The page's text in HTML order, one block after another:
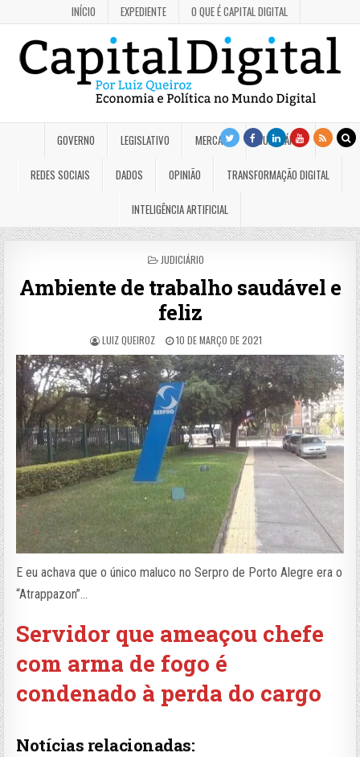
INÍCIO EXPEDIENTE O QUE É CAPITAL DIGITAL
GOVERNO LEGISLATIVO MERCADO JUDICIÁRIO
REDES SOCIAIS DADOS OPINIÃO TRANSFORMAÇÃO DIGITAL
INTELIGÊNCIA ARTIFICIAL
POSTED
JUDICIÁRIO
Ambiente de trabalho saudável e
feliz
LUIZ QUEIROZ 10 DE MARÇO DE 2021
E eu achava que o único maluco no Serpro de Porto Alegre era o
“Atrappazon”…
Servidor que ameaçou chefe
com arma de fogo é
condenado à perda do cargo
Notícias relacionadas: